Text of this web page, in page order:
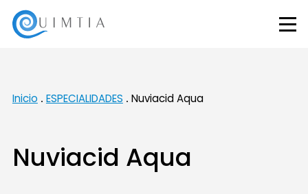
Inicio ESPECIALIDADES Nuviacid Aqua
Nuviacid Aqua